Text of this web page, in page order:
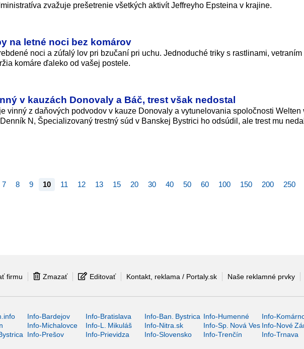
zvažuje prešetrenie všetkých aktivít Jeffreyho Epsteina v krajine.
na letné noci bez komárov
noci a zúfalý lov pri bzučaní pri uchu. Jednoduché triky s rastlinami, vetraním
komáre ďaleko od vašej postele.
v kauzách Donovaly a Báč, trest však nedostal
vinný z daňových podvodov v kauze Donovaly a vytunelovania spoločnosti Welten
N, Špecializovaný trestný súd v Banskej Bystrici ho odsúdil, ale trest mu
7 8 9 10 11 12 13 15 20 30 40 50 60 100 150 200 250
firmu Zmazať Editovať Kontakt, reklama / Portaly.sk Naše reklamné prvky
Info-Bardejov Info-Bratislava Info-Ban. Bystrica Info-Humenné Info-
Info-Michalovce Info-L. Mikuláš Info-Nitra.sk Info-Sp. Nová Ves Info-Nové
Info-Prešov Info-Prievidza Info-Slovensko Info-Trenčín Info-Trnava